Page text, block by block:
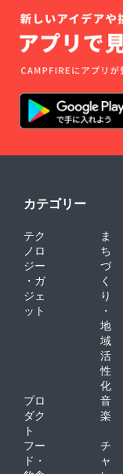
カテゴリー
テク
ノロ
ジー
・ガ
ジェ
ット
ま
ち
づ
く
り
・
地
域
活
性
化
プロ
ダク
ト
音
楽
フー
ド・
チ
ャ